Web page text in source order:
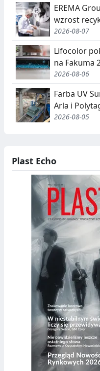
EREMA
wzrost
2026-08-07
Lifocolor
na Fakuma
2026-08-06
Farba UV
Arla i
2026-08-05
Plast Echo